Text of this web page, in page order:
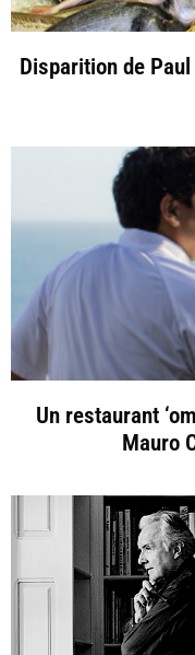
Disparition de
Un restaurant
Mauro